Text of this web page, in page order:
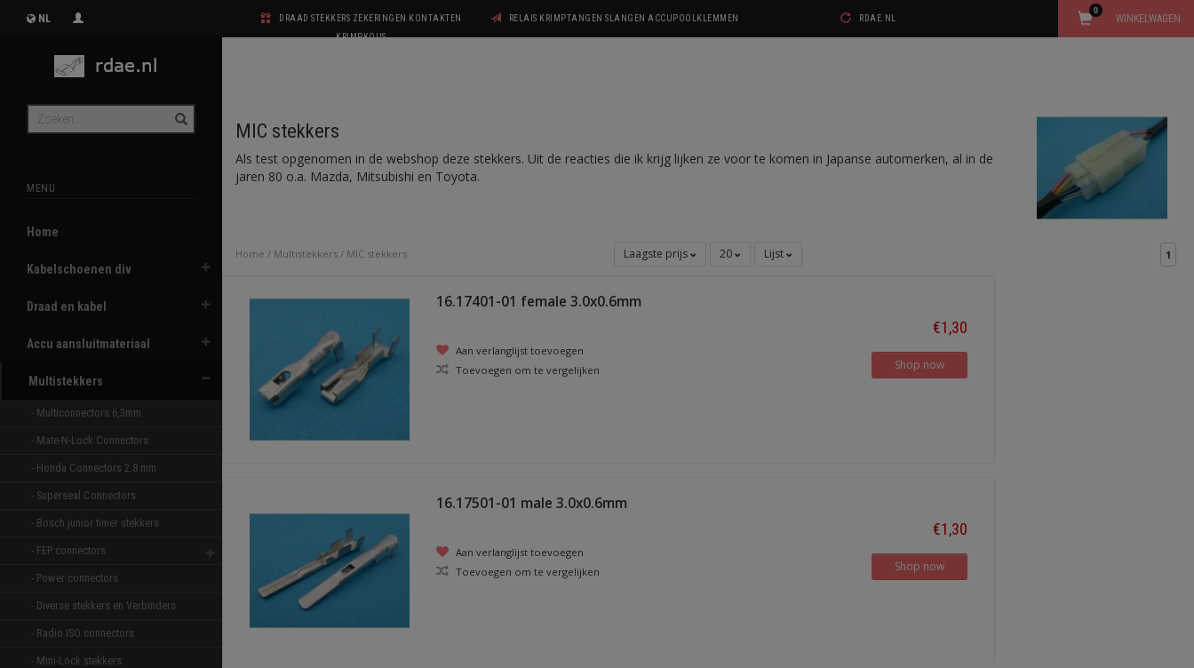
NL
DRAAD STEKKERS ZEKERINGEN KONTAKTEN
KRIMPKOUS
RELAIS KRIMPTANGEN SLANGEN ACCUPOOLKLEMMEN RDAE.NL WINKELWAGEN
0
MENU
Home
Kabelschoenen div
Draad en kabel
Accu aansluitmateriaal
Multistekkers
- Multiconnectors 6,3mm
- Mate-N-Lock Connectors
- Honda Connectors 2.8 mm
- Superseal Connectors
- Bosch junior timer stekkers
- FEP connectors
- Power connectors
- Diverse stekkers en Verbinders
- Radio ISO connectors
- Mini-Lock stekkers
MIC stekkers
Als test opgenomen in de webshop deze stekkers. Uit de reacties die ik krijg lijken ze voor te komen in Japanse automerken, al in de
jaren 80 o.a. Mazda, Mitsubishi en Toyota.
Home / Multistekkers / MIC stekkers Laagste prijs 20 Lijst 1
16.17401-01 female 3.0x0.6mm
Aan verlanglijst toevoegen
Toevoegen om te vergelijken
€1,30
Shop now
16.17501-01 male 3.0x0.6mm
Aan verlanglijst toevoegen
Toevoegen om te vergelijken
€1,30
Shop now